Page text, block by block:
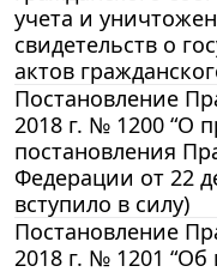
учета и
свидетельств о
актов
Постановление
2018 г. № 1200 “О
постановления
Федерации от 22
вступило в силу)
Постановление
2018 г. № 1201